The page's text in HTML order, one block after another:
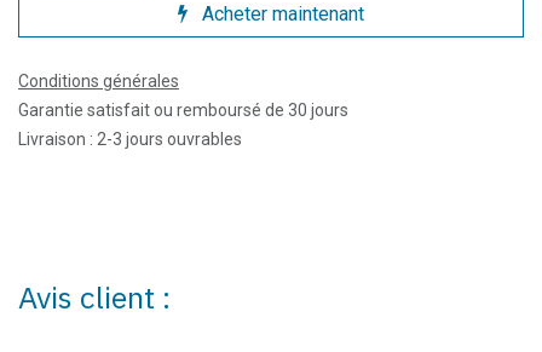
Acheter maintenant
Conditions générales
Garantie satisfait ou remboursé de 30 jours
Livraison : 2-3 jours ouvrables
Avis client :